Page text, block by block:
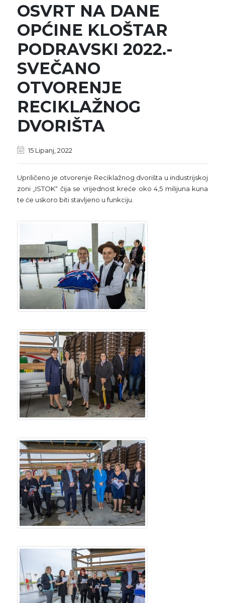
OSVRT NA DANE
OPĆINE KLOŠTAR
PODRAVSKI 2022.-
SVEČANO
OTVORENJE
RECIKLAŽNOG
DVORIŠTA
15 Lipanj, 2022
Upriličeno je otvorenje Reciklažnog dvorišta u industrijskoj
zoni „ISTOK“ čija se vrijednost kreće oko 4,5 milijuna kuna
te će uskoro biti stavljeno u funkciju.